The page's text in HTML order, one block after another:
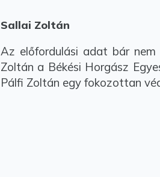
Sallai Zoltán
Az előfordulási adat bár
Zoltán a Békési Horgász
Pálfi Zoltán egy fokozottan